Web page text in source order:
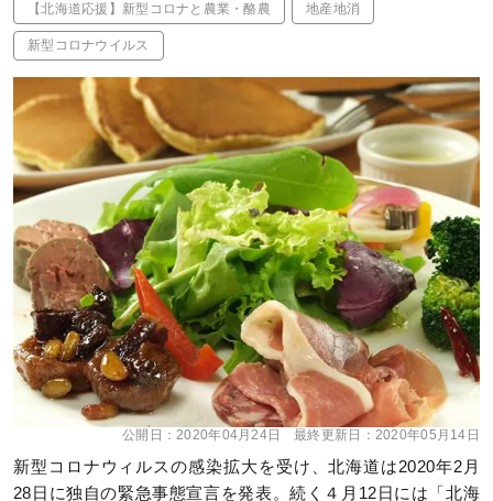
【北海道応援】新型コロナと農業・酪農 地産地消
新型コロナウイルス
公開日：2020年04月24日 最終更新日： 2020年05月14日
新型コロナウィルスの感染拡大を受け、北海道は2020年2月
28日に独自の緊急事態宣言を発表。続く４月12日には「北海